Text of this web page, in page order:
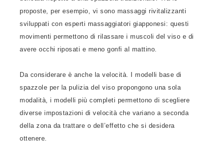
proposte, per esempio, vi sono massaggi rivitalizzanti
sviluppati con esperti massaggiatori giapponesi: questi
movimenti permettono di rilassare i muscoli del viso e di
avere occhi riposati e meno gonfi al mattino.
Da considerare è anche la velocità. I modelli base di
spazzole per la pulizia del viso propongono una sola
modalità, i modelli più completi permettono di scegliere
diverse impostazioni di velocità che variano a seconda
della zona da trattare o dell’effetto che si desidera
ottenere.